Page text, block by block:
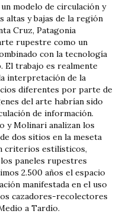
modelo de circulación y
altas y bajas de la región
Cruz, Patagonia
rupestre como un
con la tecnología
El trabajo es realmente
interpretación de la
diferentes por parte de
del arte habrían sido
de información.
y Molinari analizan los
dos sitios en la meseta
criterios estilísticos,
paneles rupestres
2.500 años el espacio
manifestada en el uso
cazadores-recolectores
a Tardío.